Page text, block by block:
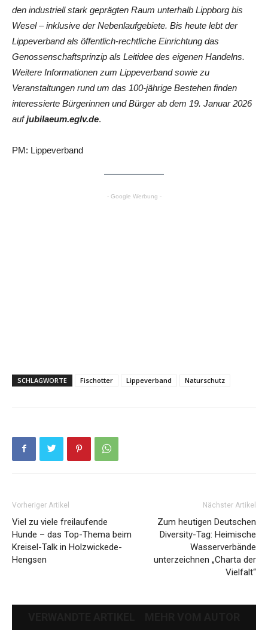
den industriell stark geprägten Raum unterhalb Lippborg bis
Wesel – inklusive der Nebenlaufgebiete. Bis heute lebt der
Lippeverband als öffentlich-rechtliche Einrichtung das
Genossenschaftsprinzip als Leitidee des eigenen Handelns.
Weitere Informationen zum Lippeverband sowie zu
Veranstaltungen rund um das 100-jährige Bestehen finden
interessierte Bürgerinnen und Bürger ab dem 19. Januar 2026
aufjubilaeum.eglv.de.
PM: Lippeverband
- Google Werbung -
SCHLAGWORTE Fischotter Lippeverband Naturschutz
Vorheriger Artikel
Viel zu viele freilaufende
Hunde – das Top-Thema beim
Kreisel-Talk in Holzwickede-
Hengsen
Nächster Artikel
Zum heutigen Deutschen
Diversity-Tag: Heimische
Wasserverbände
unterzeichnen „Charta der
Vielfalt“